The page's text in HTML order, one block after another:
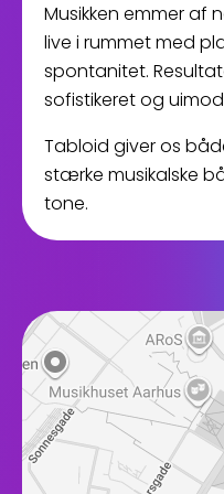
Musikken emmer
live i rummet med
spontanitet.
sofistikeret og
Tabloid giver os
stærke musikalske
tone.